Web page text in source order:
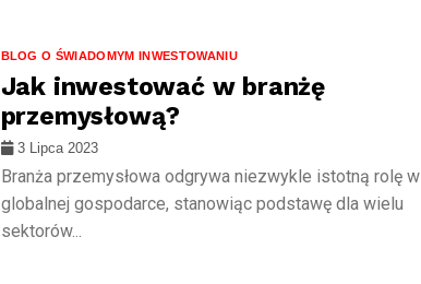
BLOG O ŚWIADOMYM INWESTOWANIU
Jak inwestować w branżę
przemysłową?
3 Lipca 2023
Branża przemysłowa odgrywa niezwykle istotną rolę w
globalnej gospodarce, stanowiąc podstawę dla wielu
sektorów...